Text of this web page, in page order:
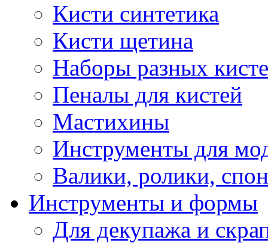
Кисти синтетика
Кисти щетина
Наборы разных
Пеналы для кистей
Мастихины
Инструменты для
Валики, ролики,
Инструменты и формы
Для декупажа и